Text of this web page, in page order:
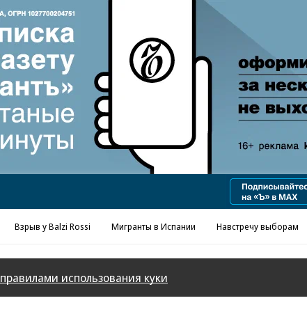
Реклама в «Ъ» www.kommersant.ru/ad
Взрыв у Balzi Rossi Мигранты в Испании Навстречу выборам
правилами использования куки